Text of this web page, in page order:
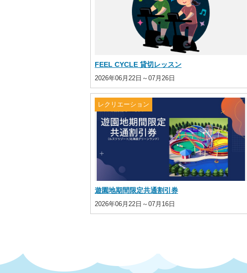
FEEL CYCLE 貸切レッスン
2026年06月22日～07月26日
レクリエーション
遊園地期間限定共通割引券
2026年06月22日～07月16日